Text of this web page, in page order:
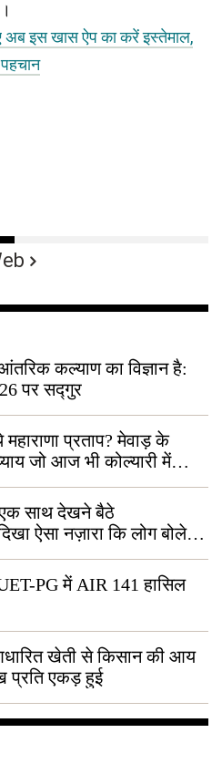
अब इस खास ऐप का करें इस्तेमाल,
कल्याण का विज्ञान है:
पर सद्गुर
प्रताप? मेवाड़ के
जो आज भी कोल्यारी में
एक साथ देखने बैठे
ऐसा नज़ारा कि लोग बोले,
सकते हैं”
PG में AIR 141 हासिल
खेती से किसान की आय
प्रति एकड़ हुई